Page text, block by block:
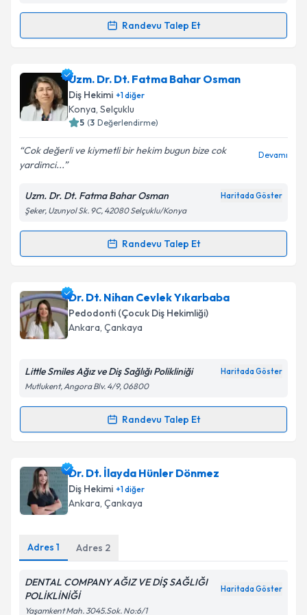
Takvim Talebini Gönder
Randevu Talep Et
Randevu Takvimi Talebi
Uzm. Dt. Esra Özgöçmen Tulaiçin randevu takvimi
talebi oluşturun. Size bu uzmandan randevu almanız
için bir takvim hazırlandığında e-posta ile
bilgilendireceğiz.
E-posta Adresiniz
Kişisel verilerimin işlenmesine ilişkin
Metni'ni okudum ve kişisel verilerimin belirtilen
kapsamda işlenmesini kabul ediyorum.
Uzm. Dr. Dt. Fatma Bahar Osman
Diş Hekimi +1diğer
Konya, Selçuklu
5 (3 Değerlendirme)
Cok değerli ve kiymetli bir hekim bugun bize cok
yardimci...
Devamı
Uzm. Dr. Dt. Fatma Bahar Osman Haritada Göster
Şeker, Uzunyol Sk. 9C, 42080 Selçuklu/Konya
Randevu Talep Et
Randevu Takvimi Talebi
Uzm. Dr. Dt. Fatma Bahar Osmaniçin randevu
takvimi talebi oluşturun. Size bu uzmandan randevu
almanız için bir takvim hazırlandığında e-posta ile
bilgilendireceğiz.
Kişisel verilerimin işlenmesine ilişkinAydınlatma
kapsamda işlenmesini kabul ediyorum.
Takvim Talebini Gönder
Dr. Dt. Nihan Cevlek Yıkarbaba
Pedodonti (Çocuk Diş Hekimliği)
Ankara, Çankaya
Little Smiles Ağız ve Diş Sağlığı Polikliniği Haritada Göster
Mutlukent, Angora Blv. 4/9, 06800
Randevu Talep Et
Randevu Takvimi Talebi
Dr. Dt. Nihan Cevlek Yıkarbabaiçin randevu
takvimi talebi oluşturun. Size bu uzmandan randevu
almanız için bir takvim hazırlandığında e-posta ile
bilgilendireceğiz.
Kişisel verilerimin işlenmesine ilişkin
Dr. Dt. İlayda Hünler Dönmez
Diş Hekimi +1diğer
Ankara, Çankaya
Adres 1 Adres 2
DENTAL COMPANY AĞIZ VE DİŞ SAĞLIĞI
POLİKLİNİĞİ
Haritada Göster
Yaşamkent Mah. 3045.Sok. No:6/1